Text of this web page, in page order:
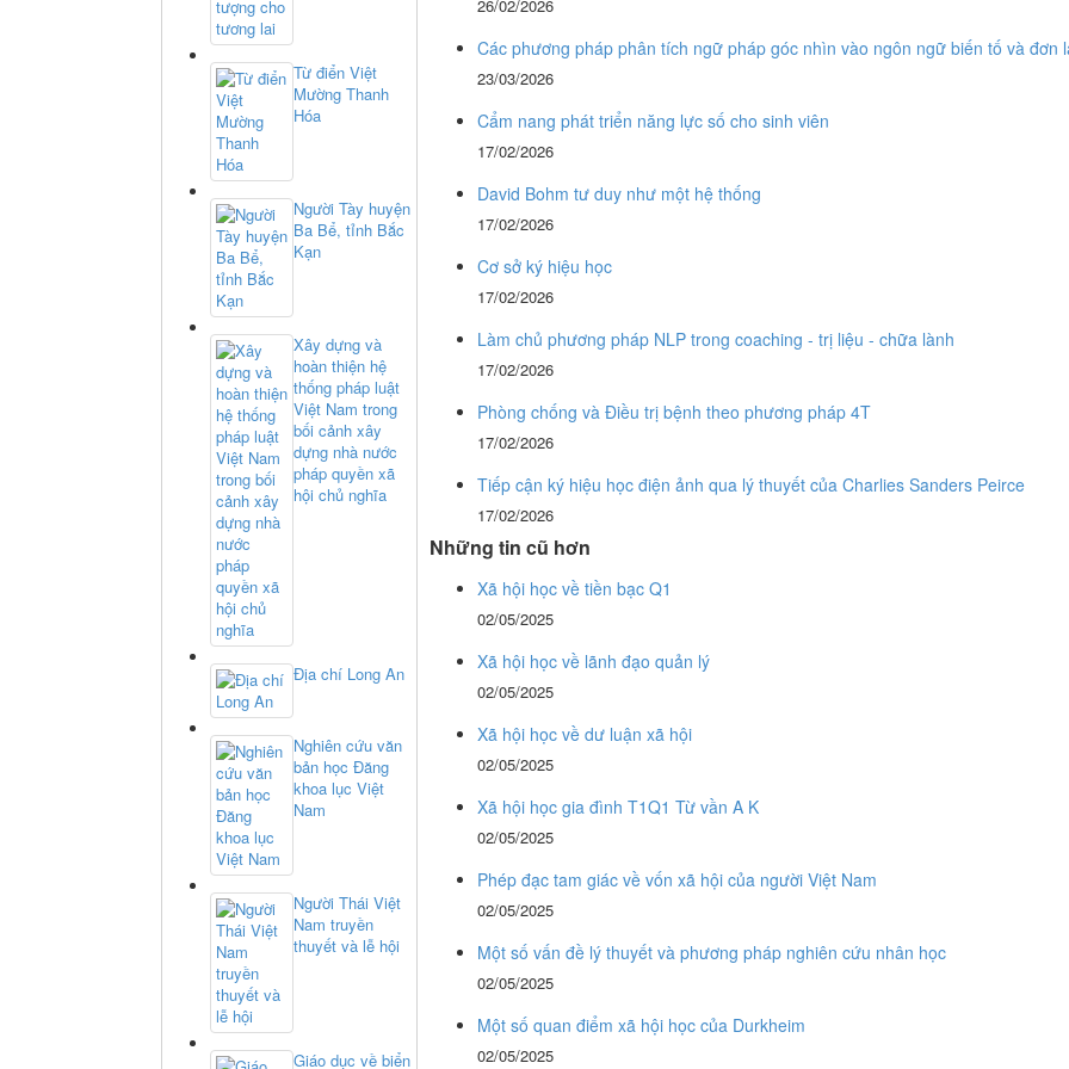
26/02/2026
Các phương pháp phân tích ngữ pháp góc nhìn vào ngôn ngữ biến tố và đơn
23/03/2026
Cẩm nang phát triển năng lực số cho sinh viên
17/02/2026
David Bohm tư duy như một hệ thống
17/02/2026
Cơ sở ký hiệu học
17/02/2026
Làm chủ phương pháp NLP trong coaching - trị liệu - chữa lành
17/02/2026
Phòng chống và Điều trị bệnh theo phương pháp 4T
17/02/2026
Tiếp cận ký hiệu học điện ảnh qua lý thuyết của Charlies Sanders Peirce
17/02/2026
Những tin cũ hơn
Xã hội học về tiền bạc Q1
02/05/2025
Xã hội học về lãnh đạo quản lý
02/05/2025
Xã hội học về dư luận xã hội
02/05/2025
Xã hội học gia đình T1Q1 Từ vần A K
02/05/2025
Phép đạc tam giác về vốn xã hội của người Việt Nam
02/05/2025
Một số vấn đề lý thuyết và phương pháp nghiên cứu nhân học
02/05/2025
Một số quan điểm xã hội học của Durkheim
02/05/2025
Từ điển Việt
Mường Thanh
Hóa
Người Tày huyện
Ba Bể, tỉnh Bắc
Kạn
Xây dựng và
hoàn thiện hệ
thống pháp luật
Việt Nam trong
bối cảnh xây
dựng nhà nước
pháp quyền xã
hội chủ nghĩa
Địa chí Long An
Nghiên cứu văn
bản học Đăng
khoa lục Việt
Nam
Người Thái Việt
Nam truyền
thuyết và lễ hội
Giáo dục về biển